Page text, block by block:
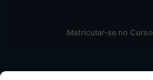
Matricular-se no Curso